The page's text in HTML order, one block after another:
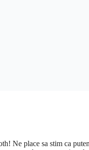
Ne place sa stim ca